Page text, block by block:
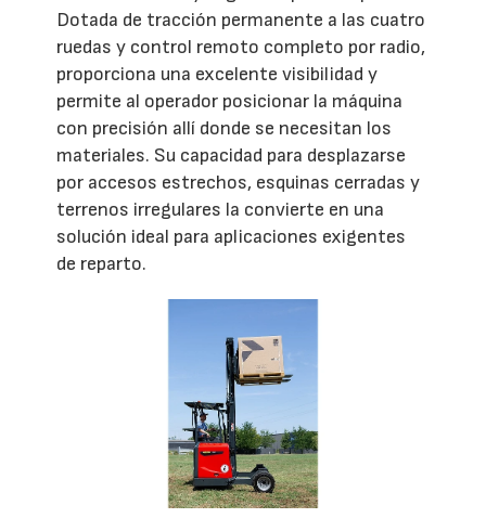
Dotada de tracción permanente a las cuatro
ruedas y control remoto completo por radio,
proporciona una excelente visibilidad y
permite al operador posicionar la máquina
con precisión allí donde se necesitan los
materiales. Su capacidad para desplazarse
por accesos estrechos, esquinas cerradas y
terrenos irregulares la convierte en una
solución ideal para aplicaciones exigentes
de reparto.